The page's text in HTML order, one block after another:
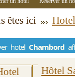
êtes ici
hotel Chambord
Hôtel